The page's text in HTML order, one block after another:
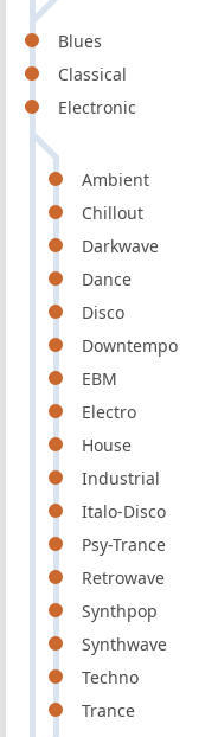
Blues
Classical
Electronic
Ambient
Chillout
Darkwave
Dance
Disco
Downtempo
EBM
Electro
House
Industrial
Italo-Disco
Psy-Trance
Retrowave
Synthpop
Synthwave
Techno
Trance